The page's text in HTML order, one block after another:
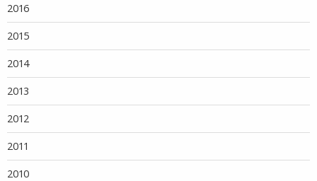
2016
2015
2014
2013
2012
2011
2010